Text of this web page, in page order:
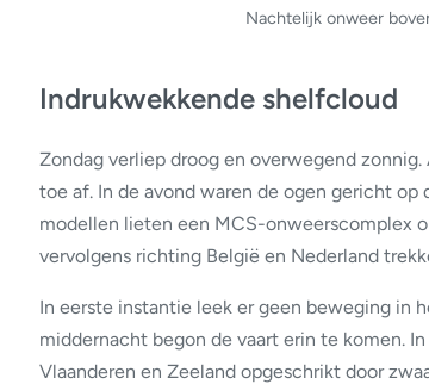
Nachtelijk onweer
Indrukwekkende shelfcloud
Zondag verliep droog en overwegend
toe af. In de avond waren de ogen gericht op
modellen lieten een MCS-onweerscomplex
vervolgens richting België en Nederland
In eerste instantie leek er geen beweging in
middernacht begon de vaart erin te komen.
Vlaanderen en Zeeland opgeschrikt door